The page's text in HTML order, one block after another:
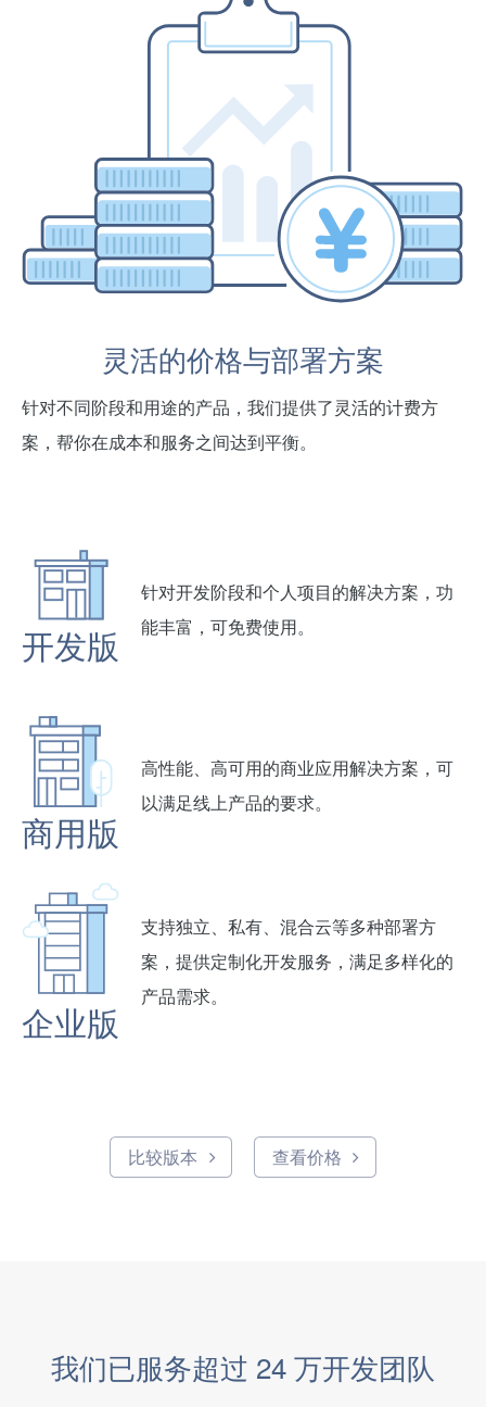
灵活的价格与部署方案
针对不同阶段和用途的产品，我们提供了灵活的计费方
案，帮你在成本和服务之间达到平衡。
开发版
针对开发阶段和个人项目的解决方案，功
能丰富，可免费使用。
商用版
高性能、高可用的商业应用解决方案，可
以满足线上产品的要求。
企业版
支持独立、私有、混合云等多种部署方
案，提供定制化开发服务，满足多样化的
产品需求。
比较版本 查看价格
我们已服务超过 24 万开发团队